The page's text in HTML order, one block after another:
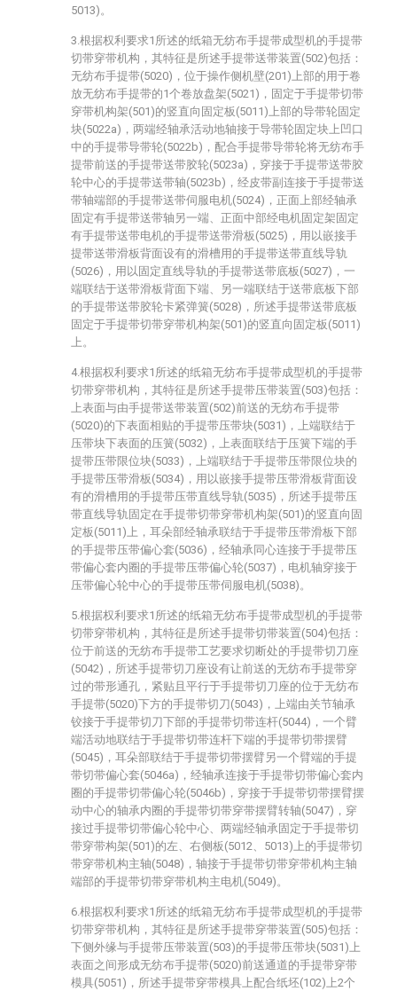
5013)。
3.根据权利要求1所述的纸箱无纺布手提带成型机的手提带
切带穿带机构，其特征是所述手提带送带装置(502)包括：
无纺布手提带(5020)，位于操作侧机壁(201)上部的用于卷
放无纺布手提带的1个卷放盘架(5021)，固定于手提带切带
穿带机构架(501)的竖直向固定板(5011)上部的导带轮固定
块(5022a)，两端经轴承活动地轴接于导带轮固定块上凹口
中的手提带导带轮(5022b)，配合手提带导带轮将无纺布手
提带前送的手提带送带胶轮(5023a)，穿接于手提带送带胶
轮中心的手提带送带轴(5023b)，经皮带副连接于手提带送
带轴端部的手提带送带伺服电机(5024)，正面上部经轴承
固定有手提带送带轴另一端、正面中部经电机固定架固定
有手提带送带电机的手提带送带滑板(5025)，用以嵌接手
提带送带滑板背面设有的滑槽用的手提带送带直线导轨
(5026)，用以固定直线导轨的手提带送带底板(5027)，一
端联结于送带滑板背面下端、另一端联结于送带底板下部
的手提带送带胶轮卡紧弹簧(5028)，所述手提带送带底板
固定于手提带切带穿带机构架(501)的竖直向固定板(5011)
上。
4.根据权利要求1所述的纸箱无纺布手提带成型机的手提带
切带穿带机构，其特征是所述手提带压带装置(503)包括：
上表面与由手提带送带装置(502)前送的无纺布手提带
(5020)的下表面相贴的手提带压带块(5031)，上端联结于
压带块下表面的压簧(5032)，上表面联结于压簧下端的手
提带压带限位块(5033)，上端联结于手提带压带限位块的
手提带压带滑板(5034)，用以嵌接手提带压带滑板背面设
有的滑槽用的手提带压带直线导轨(5035)，所述手提带压
带直线导轨固定在手提带切带穿带机构架(501)的竖直向固
定板(5011)上，耳朵部经轴承联结于手提带压带滑板下部
的手提带压带偏心套(5036)，经轴承同心连接于手提带压
带偏心套内圈的手提带压带偏心轮(5037)，电机轴穿接于
压带偏心轮中心的手提带压带伺服电机(5038)。
5.根据权利要求1所述的纸箱无纺布手提带成型机的手提带
切带穿带机构，其特征是所述手提带切带装置(504)包括：
位于前送的无纺布手提带工艺要求切断处的手提带切刀座
(5042)，所述手提带切刀座设有让前送的无纺布手提带穿
过的带形通孔，紧贴且平行于手提带切刀座的位于无纺布
手提带(5020)下方的手提带切刀(5043)，上端由关节轴承
铰接于手提带切刀下部的手提带切带连杆(5044)，一个臂
端活动地联结于手提带切带连杆下端的手提带切带摆臂
(5045)，耳朵部联结于手提带切带摆臂另一个臂端的手提
带切带偏心套(5046a)，经轴承连接于手提带切带偏心套内
圈的手提带切带偏心轮(5046b)，穿接于手提带切带摆臂摆
动中心的轴承内圈的手提带切带穿带摆臂转轴(5047)，穿
接过手提带切带偏心轮中心、两端经轴承固定于手提带切
带穿带构架(501)的左、右侧板(5012、5013)上的手提带切
带穿带机构主轴(5048)，轴接于手提带切带穿带机构主轴
端部的手提带切带穿带机构主电机(5049)。
6.根据权利要求1所述的纸箱无纺布手提带成型机的手提带
切带穿带机构，其特征是所述手提带穿带装置(505)包括：
下侧外缘与手提带压带装置(503)的手提带压带块(5031)上
表面之间形成无纺布手提带(5020)前送通道的手提带穿带
模具(5051)，所述手提带穿带模具上配合纸坯(102)上2个